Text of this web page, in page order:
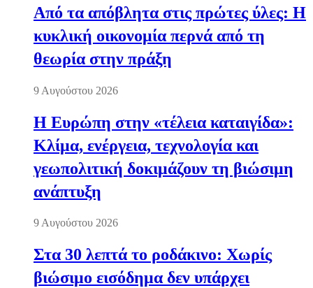
Από τα απόβλητα στις πρώτες ύλες: Η
κυκλική οικονομία περνά από τη
θεωρία στην πράξη
9 Αυγούστου 2026
Η Ευρώπη στην «τέλεια καταιγίδα»:
Κλίμα, ενέργεια, τεχνολογία και
γεωπολιτική δοκιμάζουν τη βιώσιμη
ανάπτυξη
9 Αυγούστου 2026
Στα 30 λεπτά το ροδάκινο: Χωρίς
βιώσιμο εισόδημα δεν υπάρχει